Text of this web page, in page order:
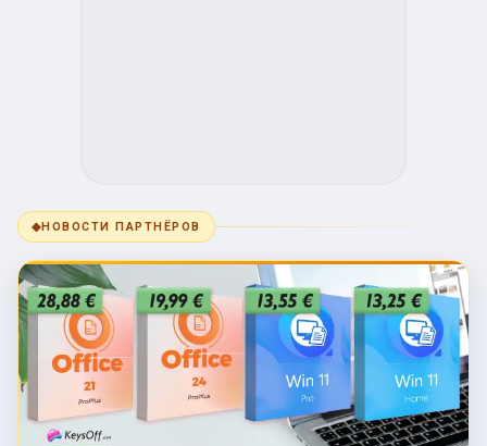
◆НОВОСТИ ПАРТНЁРОВ